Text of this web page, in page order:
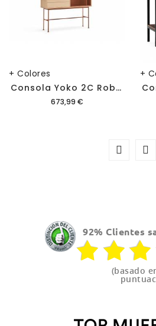
+ Colores
C
Onsola Yoko 2C Roble
Precio
673,99 €
+
92% Clientes
(basado